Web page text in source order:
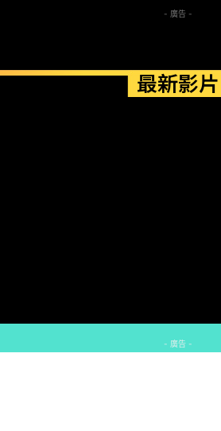
- 廣告 -
最新影片
- 廣告 -